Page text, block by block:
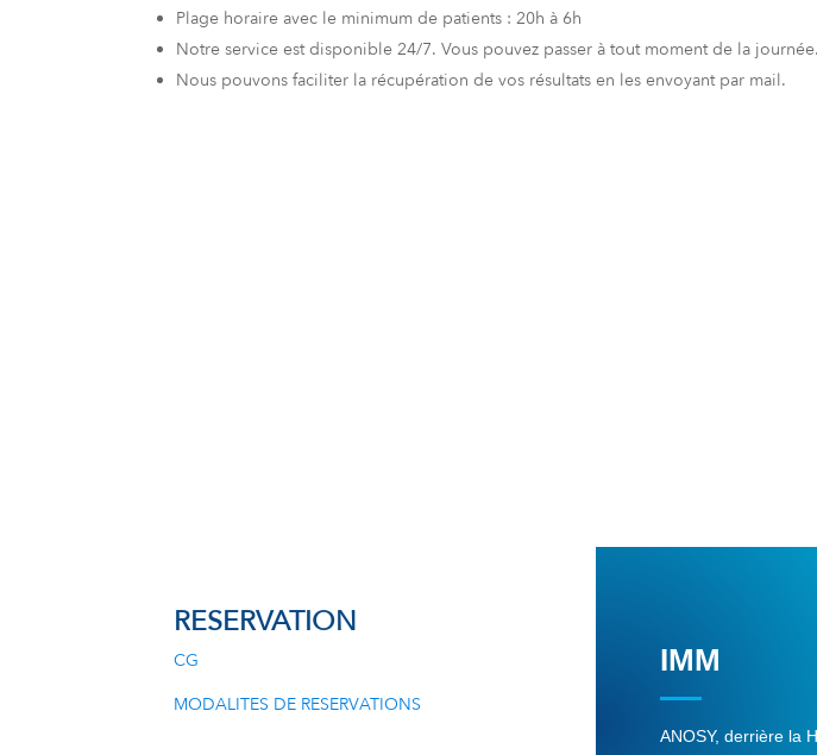
Plage horaire avec le minimum de patients : 20h à 6h
Notre service est disponible 24/7. Vous pouvez passer à tout moment de la
Nous pouvons faciliter la récupération de vos résultats en les envoyant par mail.
RESERVATION
CG
MODALITES DE RESERVATIONS
IMM
ANOSY, derrière la